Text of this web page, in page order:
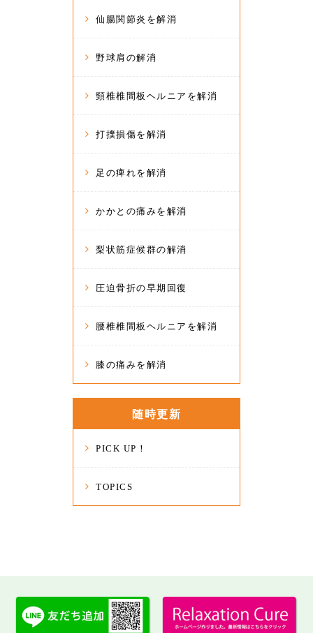
仙腸関節炎を解消
野球肩の解消
頸椎椎間板ヘルニアを解消
打撲損傷を解消
足の痺れを解消
かかとの痛みを解消
梨状筋症候群の解消
圧迫骨折の早期回復
腰椎椎間板ヘルニアを解消
膝の痛みを解消
随時更新
PICK UP！
TOPICS